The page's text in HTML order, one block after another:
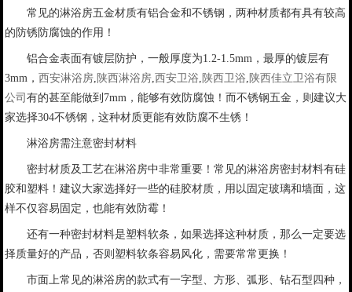
常见的淋浴房五金材质有铝合金和不锈钢，两种材质都有具有较高
的防锈防腐蚀的作用！
铝合金表面有镀层防护，一般厚度为1.2-1.5mm，最厚的镀层有
3mm， 西安淋浴房, 陕西淋浴房,西安卫浴, 陕西卫浴, 陕西佳立卫浴有限
公司 有的甚至能做到7mm，能够有效防腐蚀！而不锈钢五金，则建议大
家选择304不锈钢，这种材质更能有效防腐不生锈！
淋浴房需注意密封材料
密封材质及工艺在淋浴房中非常重要！常见的淋浴房密封材料有硅
胶和塑料！建议大家选择好一些的硅胶材质，用以固定玻璃和墙面，这
样不仅容易固定，也能有效防霉！
还有一种密封材料是塑料软条，如果选择这种材质，那么一定要选
择质量好的产品，否则塑料软条容易风化，需要常常更换！
市面上常见的淋浴房的款式有一字型、方形、弧形、钻石型四种，